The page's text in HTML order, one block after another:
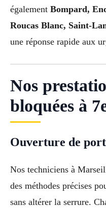
également Bompard,
Roucas Blanc, Saint-
une réponse rapide aux
Nos
bloquées à
Ouverture de
Nos techniciens à
des méthodes précises
sans altérer la serrure.